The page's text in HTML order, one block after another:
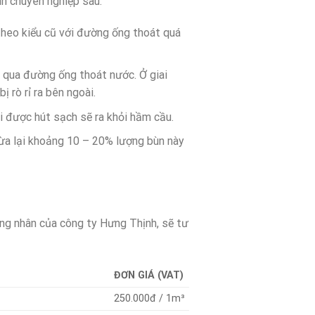
kiểu cũ với đường ống thoát quá
đường ống thoát nước. Ở giai
rò rỉ ra bên ngoài.
hút sạch sẽ ra khỏi hầm cầu.
lại khoảng 10 – 20% lượng bùn này
nhân của công ty Hưng Thịnh, sẽ tư
ĐƠN GIÁ (VAT)
250.000đ / 1m³